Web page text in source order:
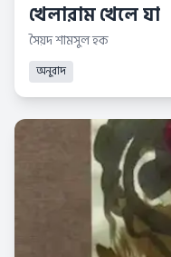
খেলারাম খেলে যা
সৈয়দ শামসুল হক
অনুবাদ